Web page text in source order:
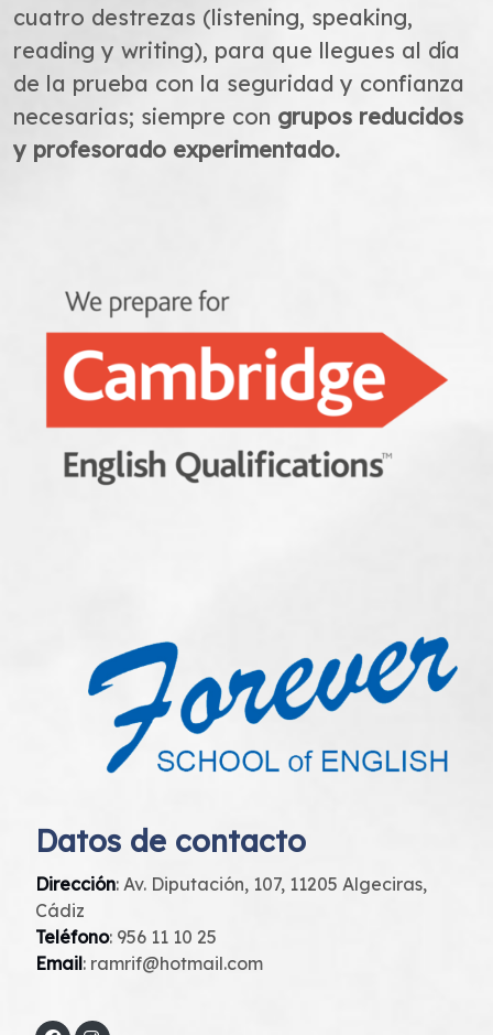
cuatro destrezas (listening, speaking,
reading y writing), para que llegues al día
de la prueba con la seguridad y confianza
necesarias; siempre con grupos reducidos
y profesorado experimentado.
Datos de contacto
Dirección: Av. Diputación, 107, 11205 Algeciras,
Cádiz
Teléfono: 956 11 10 25
Email: ramrif@hotmail.com